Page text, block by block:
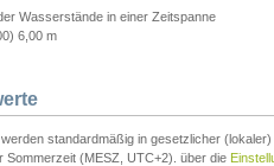
Wasserstände in einer Zeitspanne
6,00 m
standardmäßig in gesetzlicher
Sommerzeit (MESZ, UTC+2). über die